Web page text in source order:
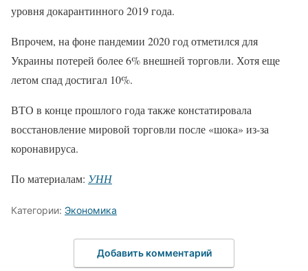
уровня докарантинного 2019 года.
Впрочем, на фоне пандемии 2020 год отметился для
Украины потерей более 6% внешней торговли. Хотя еще
летом спад достигал 10%.
ВТО в конце прошлого года также констатировала
восстановление мировой торговли после «шока» из-за
коронавируса.
По материалам: УНН
Категории: Экономика
Добавить комментарий